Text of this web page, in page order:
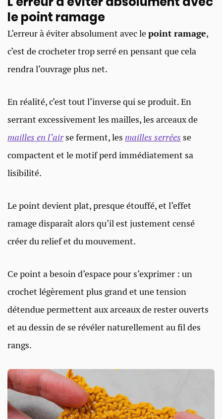
le point ramage
L’erreur à éviter absolument avec lepoint ramage,
c’est de crocheter trop serré en pensant que cela
rendra l’ouvrage plus net.
En réalité, c’est tout l’inverse qui se produit. En
serrant excessivement les mailles, les arceaux de
mailles en l’airse ferment, les mailles serrées se
compactent et le motif perd immédiatement sa
lisibilité.
Le point devient plat, presque étouffé, et l’effet
ramage disparaît alors qu’il est justement censé
créer du relief et du mouvement.
Ce point a besoin d’espace pour s’exprimer : un
crochet légèrement plus grand et une tension
détendue permettent aux arceaux de rester ouverts
et au dessin de se révéler naturellement au fil des
rangs.